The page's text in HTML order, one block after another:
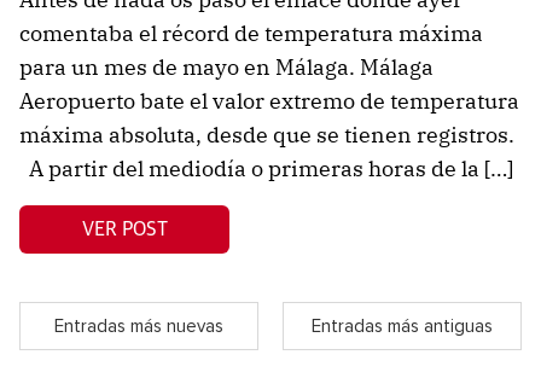
comentaba el récord de temperatura máxima
para un mes de mayo en Málaga. Málaga
Aeropuerto bate el valor extremo de temperatura
máxima absoluta, desde que se tienen registros.
A partir del mediodía o primeras horas de la […]
VER POST
Entradas más nuevas Entradas más antiguas